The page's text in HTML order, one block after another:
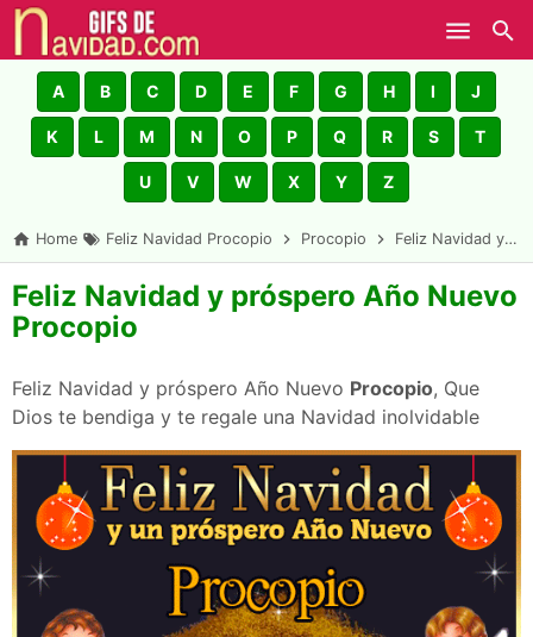
Skip to main content
A B C D E F G H I J
K L M N O P Q R S T
U V W X Y Z
Home Feliz Navidad Procopio Procopio Feliz Navidad y próspero Año Nuevo Procopio
Feliz Navidad y próspero Año Nuevo
Procopio
Feliz Navidad y próspero Año Nuevo Procopio, Que
Dios te bendiga y te regale una Navidad inolvidable